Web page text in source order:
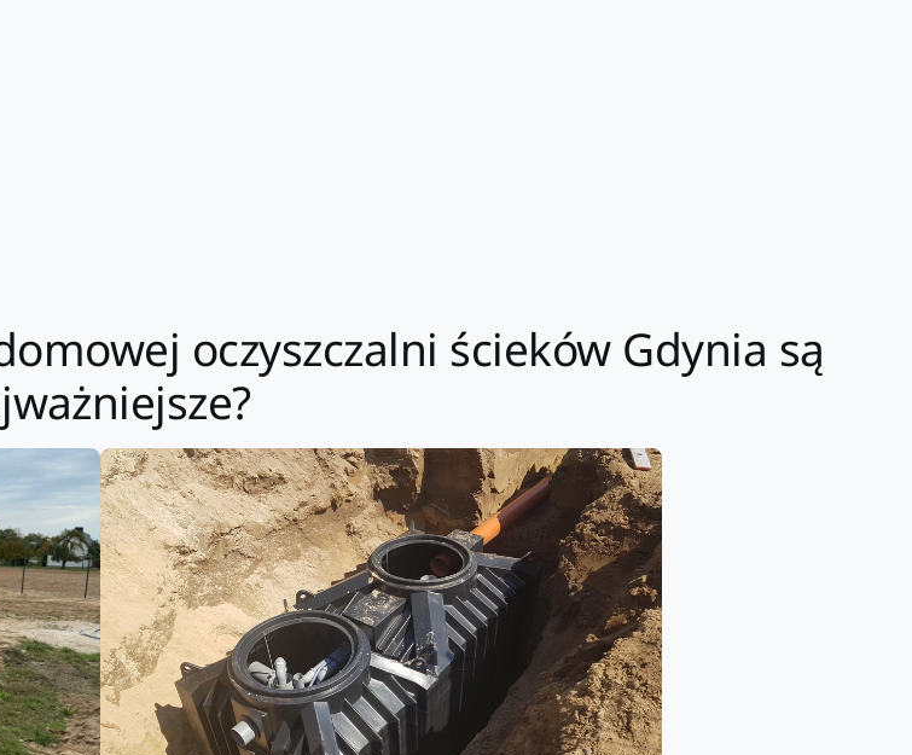
oczyszczalni ścieków Gdynia są